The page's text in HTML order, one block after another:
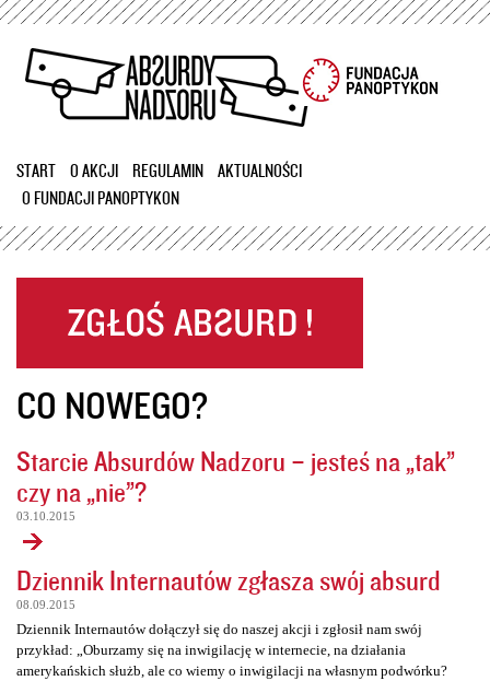
Przejdź
treści
START O AKCJI REGULAMIN
AKTUALNOŚCI
O FUNDACJI PANOPTYKON
CO NOWEGO?
Starcie Absurdów Nadzoru – jesteś na „tak”
czy na „nie”?
03.10.2015
Dziennik Internautów zgłasza swój absurd
08.09.2015
Dziennik Internautów dołączył się do naszej akcji i zgłosił nam swój
przykład: „Oburzamy się na inwigilację w internecie, na działania
amerykańskich służb, ale co wiemy o inwigilacji na własnym podwórku?